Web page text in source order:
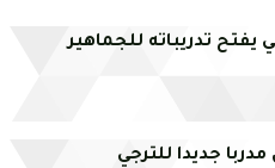
يفتح تدريباته للجماهير
مدربا جديدا للترجي